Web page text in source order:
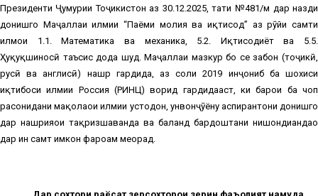
Президенти Ҷумҳурии Тоҷикистон аз 30.12.2025, таҳти №481/м дар назди
донишгоҳ Маҷаллаи илмии “Паёми молия ва иқтисод” аз рӯйи самти
илмҳои 1.1. Математика ва механика, 5.2. Иқтисодиёт ва 5.5.
Ҳуқуқшиносӣ таъсис дода шуд. Маҷаллаи мазкур бо се забон (тоҷикӣ,
русӣ ва англисӣ) нашр гардида, аз соли 2019 инҷониб ба шохиси
иқтибоси илмии Россия (РИНЦ) ворид гардидааст, ки барои ба чоп
расонидани мақолаҳои илмии устодон, унвонҷӯёну аспирантони донишгоҳ
дар нашрияҳои тақризшаванда ва баланд бардоштани нишондиҳандаҳо
дар ин самт имкон фароҳам меорад.